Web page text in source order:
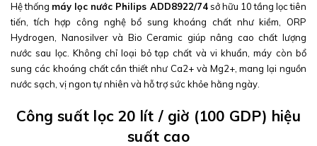
Hệ thống máy lọc nước Philips ADD8922/74sở hữu 10 tầng lọc tiên
tiến, tích hợp công nghệ bổ sung khoáng chất như kiềm, ORP
Hydrogen, Nanosilver và Bio Ceramic giúp nâng cao chất lượng
nước sau lọc. Không chỉ loại bỏ tạp chất và vi khuẩn, máy còn bổ
sung các khoáng chất cần thiết như Ca2+ và Mg2+, mang lại nguồn
nước sạch, vị ngon tự nhiên và hỗ trợ sức khỏe hằng ngày.
Công suất lọc 20 lít / giờ (100 GDP) hiệu
suất cao